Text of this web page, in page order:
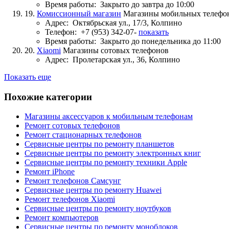
Время работы: Закрыто до завтра до 10:00
19. Комиссионный магазин Магазины мобильных
Адрес: Октябрьская ул., 17/3, Колпино
Телефон: +7 (953) 342-07- показать
Время работы: Закрыто до понедельника до 11:00
20. Xiaomi Магазины сотовых телефонов
Адрес: Пролетарская ул., 36, Колпино
Показать еще
Похожие категории
Магазины аксессуаров к мобильным телефонам
Ремонт сотовых телефонов
Ремонт стационарных телефонов
Сервисные центры по ремонту планшетов
Сервисные центры по ремонту электронных книг
Сервисные центры по ремонту техники Apple
Ремонт iPhone
Ремонт телефонов Самсунг
Сервисные центры по ремонту Huawei
Ремонт телефонов Xiaomi
Сервисные центры по ремонту ноутбуков
Ремонт компьютеров
Сервисные центры по ремонту моноблоков